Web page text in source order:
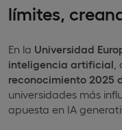
límites,
En la Universidad
inteligencia artificial
reconocimiento 2025
universidades más
apuesta en IA